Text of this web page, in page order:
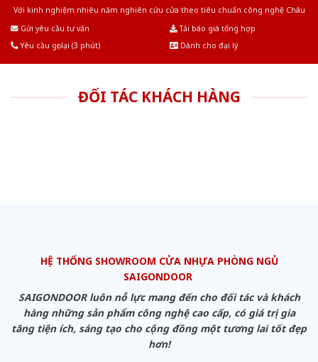
Với kinh nghiệm nhiêu năm nghiên cứu cửa theo tiêu chuẩn công nghệ Châu
Gửi yêu cầu tư vấn
Tải báo giá tổng hợp
Yêu cầu gọi lại (3 phút)
Dành cho đại lý
ĐỐI TÁC KHÁCH HÀNG
HỆ THỐNG SHOWROOM CỬA NHỰA PHÒNG NGỦ
SAIGONDOOR
SAIGONDOOR luôn nỗ lực mang đến cho đối tác và khách
hàng những sản phẩm công nghệ cao cấp, có giá trị gia
tăng tiện ích, sáng tạo cho cộng đồng một tương lai tốt đẹp
hơn!